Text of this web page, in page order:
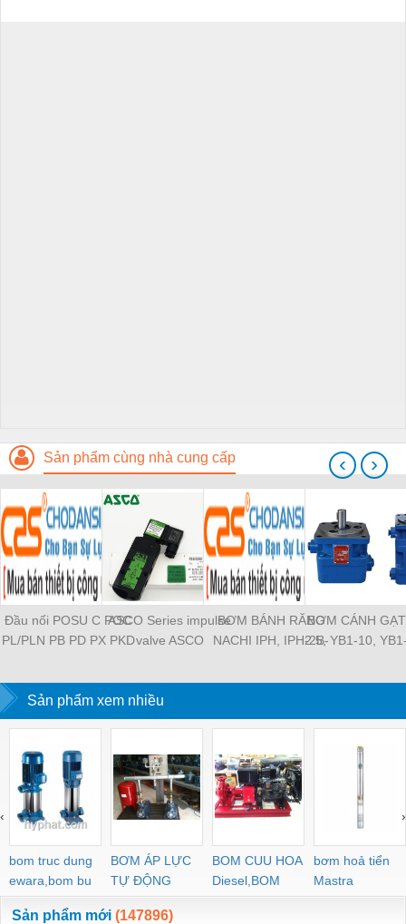
Sản phẩm cùng nhà cung cấp
Đầu nối POSU C POC
PL/PLN PB PD PX PKD
PLF PMF PTL SL SS
SCA SAFS SASF HVFS
HVSF PU PV PE PY
HVFF PLJ PYJ PP PG
PEG PW PGJ PPGJ
PYJW SL-C PC-C
POC-C PL-C
ASCO Series impulse
valve ASCO
SCG353A044 ASCO
SCG353A047 ASCO
SCG353A050 ASCO
SXE353.060
BƠM BÁNH RĂNG
NACHI IPH, IPH-2B-
IPH-2A-5-11, IPH-5A-
IPH-5B-50-LT-11, IPH-
100-L-11, IPH-5A-40-
11
BƠM CÁNH
2.5, YB1-10,
100/16 YB1-
YB1-40/12 YB1-
‹ ›
Sản phẩm xem nhiều
bom truc dung
ewara,bom bu
ewara
BƠM ÁP LỰC
TỰ ĐỘNG
BOM CUU HOA
Diesel,BOM
CHUA CHAY
bơm hoả tiển
Mastra
‹ ›
Sản phẩm mới (147896)